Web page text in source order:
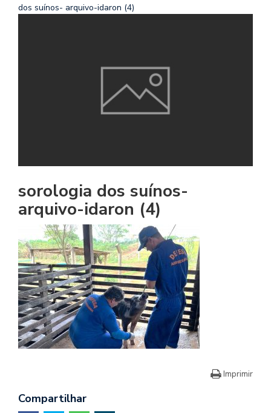
dos suínos- arquivo-idaron (4)
sorologia dos suínos-
arquivo-idaron (4)
Imprimir
Compartilhar